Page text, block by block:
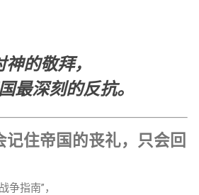
神的敬拜，
最深刻的反抗。
记住帝国的丧礼，只会回
争指南”，